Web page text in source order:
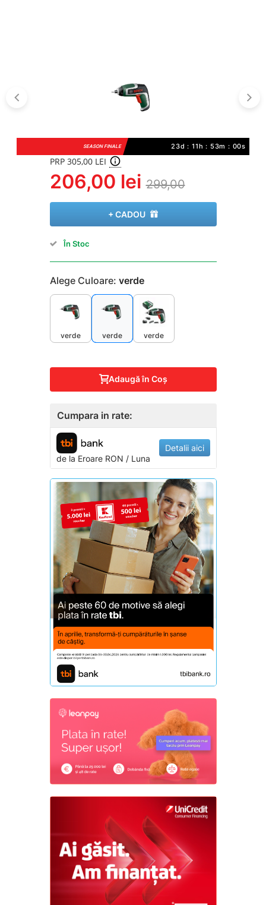
SEASON FINALE 23d : 11h : 53m : 00s
PRP 305,00 LEI
206,00 lei 299,00
+ CADOU
În Stoc
Alege Culoare: verde
verde verde verde
Adaugă în Coş
Cumpara in rate:
de la EroareRON / Luna
Detalii aici